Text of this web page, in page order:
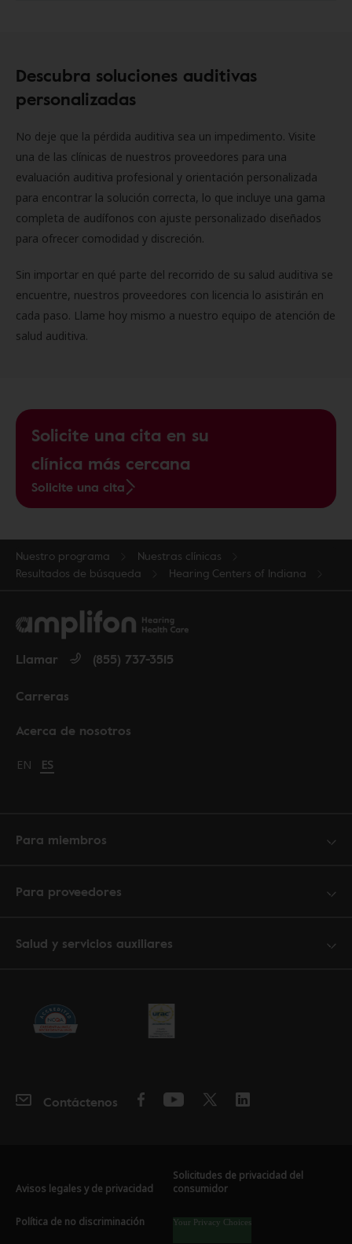
Descubra soluciones auditivas
personalizadas
No deje que la pérdida auditiva sea un impedimento. Visite
una de las clínicas de nuestros proveedores para una
evaluación auditiva profesional y orientación personalizada
para encontrar la solución correcta, lo que incluye una gama
completa de audífonos con ajuste personalizado diseñados
para ofrecer comodidad y discreción.
Sin importar en qué parte del recorrido de su salud auditiva se
encuentre, nuestros proveedores con licencia lo asistirán en
cada paso. Llame hoy mismo a nuestro equipo de atención de
salud auditiva.
Solicite una cita en su
clínica más cercana
Solicite una cita
Nuestro programa
Nuestras clínicas
Resultados de búsqueda
Hearing Centers of Indiana
Acerca de nosotros
Carreras
Llamar (855) 737-3515
Change language to English
EN Cambiar idioma a español
ES
Para miembros
Para proveedores
Salud y servicios auxiliares
Contáctenos
Avisos legales y de privacidad
Solicitudes de privacidad del
consumidor
Política de no discriminación Your Privacy Choices